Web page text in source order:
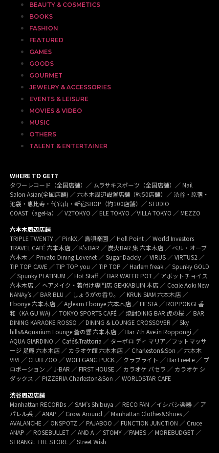
BEAUTY & COSMETICS
BOOKS
FASHION
FEATURED
GAMES
GOODS
GOURMET
JEWELRY & ACCESSORIES
EVENTS & LEISURE
MOVIES & VIDEO
MUSIC
OTHERS
TALENT & ENTERTAINER
WHERE TO GET?
タワーレコード（全国店舗）／ ムラサキスポーツ（全国店舗）／ Nail
Salon Asian(全国店舗) ／ 六本木周辺設置店舗（約50店舗）／ 渋谷・原宿・
池袋・恵比寿・代官山・新宿SHOP（約100店舗）／ STUDIO
COAST（ageHa）／ V2TOKYO ／ ELE TOKYO ／VILLA TOKYO ／ MEZZO
六本木周辺店舗
TRIPLE TWENTY ／ PinkX／ 島唄楽園 ／ Holl Point ／ World Investors
TRAVEL CAFÉ 六本木店 ／ K’s BAR ／ 炭火BAR 集 六本木店 ／ ベル・オーブ
六本木 ／ Privato Dining Lovenet ／ Sugar Daddy ／ VIRUS ／ VIRTUS2 ／
TIP TOP CAVE ／ TIP TOP you ／ TIP TOP ／ Harlem freak ／ Spunky GOLD
／ Spunky PLATINUM ／ Hot Staff ／ BAR WATER POT ／ アボットチョイス
六本木店 ／ ヘアメイク・着付け専門店 GEKKABIJIN 本店 ／ Cecile Aoki New
NANAy’s ／ BAR BLU ／ しょうがの香り。／ KRUN SIAM 六本木店 ／
Ebonye 六本木店 ／ Agleam Ebonye 六本木店 ／ FIESTA ／ ROPPONGI 香
和（KA GU WA) ／ TOKYO SPORTS CAFÉ ／ 焼酎DINIG BAR 虎の桜 ／ BAR
DINING KARAOKE ROSSO ／ DINING & LOUNGE CROSSOVER ／ Sky
hills&Aquarium Lounge 蒼の響 六本木店 ／ Bar 7th Ave.in Roppongi ／
AQUA GIARDINO ／ Café&Trattoria ／ ターボロ ディ マリア／フットマッサ
ージ 足庵 六本木店 ／ カラオケ館 六本木店 ／ Charleston&Son ／ 六本木
VIVI ／ CLUB ZOO ／ WOLFGANG PUCK ／ クラブライト ／ Bar FreeLe ／ プ
ロポーション ／ J-BAR ／ FIRST HOUSE ／ カラオケ パセラ ／ カラオケ シ
ダックス ／ PIZZERIA Charleston&Son ／ WORLDSTAR CAFE
渋谷周辺店舗
Manhattan RECORDs ／ SAM’s Shibuya ／ RECO FAN ／イシバシ楽器 ／ ア
パレル系 ／ ANAP ／ Grow Around ／ Manhattan Clothes&Shoes ／
AVALANCHE ／ ONSPOTZ ／ PAJABOO ／ FUNCTION JUNCTION ／ Cruce
ANAP ／ ROSEBULLET ／ AND A ／ STOMY ／FAMES ／ MOREBUDGET ／
STRANGE THE STORE ／ Street Wish